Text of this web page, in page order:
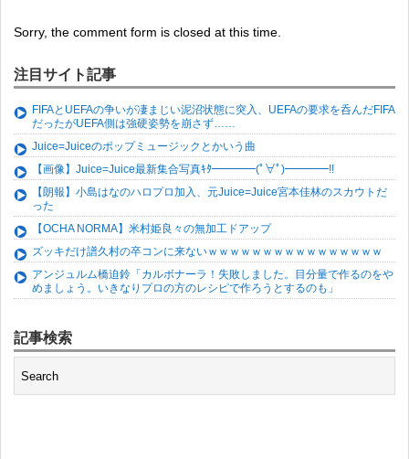
Sorry, the comment form is closed at this time.
注目サイト記事
FIFAとUEFAの争いが凄まじい泥沼状態に突入、UEFAの要求を呑んだFIFA
だったがUEFA側は強硬姿勢を崩さず……
Juice=Juiceのポップミュージックとかいう曲
【画像】Juice=Juice最新集合写真ｷﾀ━━━━(ﾟ∀ﾟ)━━━━!!
【朗報】小島はなのハロプロ加入、元Juice=Juice宮本佳林のスカウトだ
った
【OCHA NORMA】米村姫良々の無加工ドアップ
ズッキだけ譜久村の卒コンに来ないｗｗｗｗｗｗｗｗｗｗｗｗｗｗｗｗ
アンジュルム橋迫鈴「カルボナーラ！失敗しました。目分量で作るのをや
めましょう。いきなりプロの方のレシピで作ろうとするのも」
記事検索